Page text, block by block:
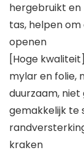
hergebruikt en
tas, helpen
openen
[Hoge
mylar en folie,
duurzaam,
gemakkelijk te
kraken